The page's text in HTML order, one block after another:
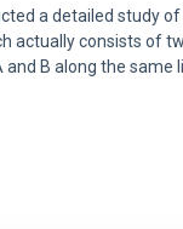
a detailed study
actually consists of
and B along the same